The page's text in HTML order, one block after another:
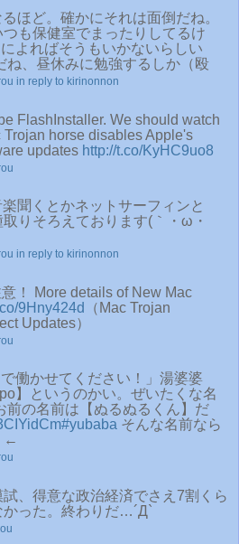
るほど。確かにそれは面倒だね。
も保健室でまったりしてるけ
よればそうもいかないらしい
ね、昼休みに勉強するしか（殴
in reply to kirinonnon
FlashInstaller. We should watch
Trojan horse disables Apple's
updates http://t.co/KyHC9uo8
楽聞くとかネットサーフィンと
りそろえております(｀・ω・
in reply to kirinonnon
！ More details of New Mac
9Hny424d
（Mac Trojan
Updates）
働かせてください！」湯婆婆
】というのかい。ぜいたくな名
前の名前は【ぬるぬるくん】だ
#yubaba そんな名前なら
←
、得意な政治経済でさえ7割くら
かった。終わりだ…´Д`